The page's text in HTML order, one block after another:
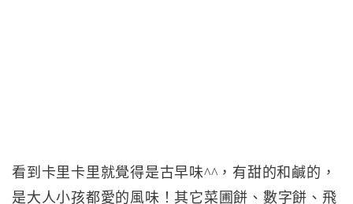
看到卡里卡里就覺得是古早味^^，有甜的和鹹的，
是大人小孩都愛的風味！其它菜圃餅、數字餅、飛